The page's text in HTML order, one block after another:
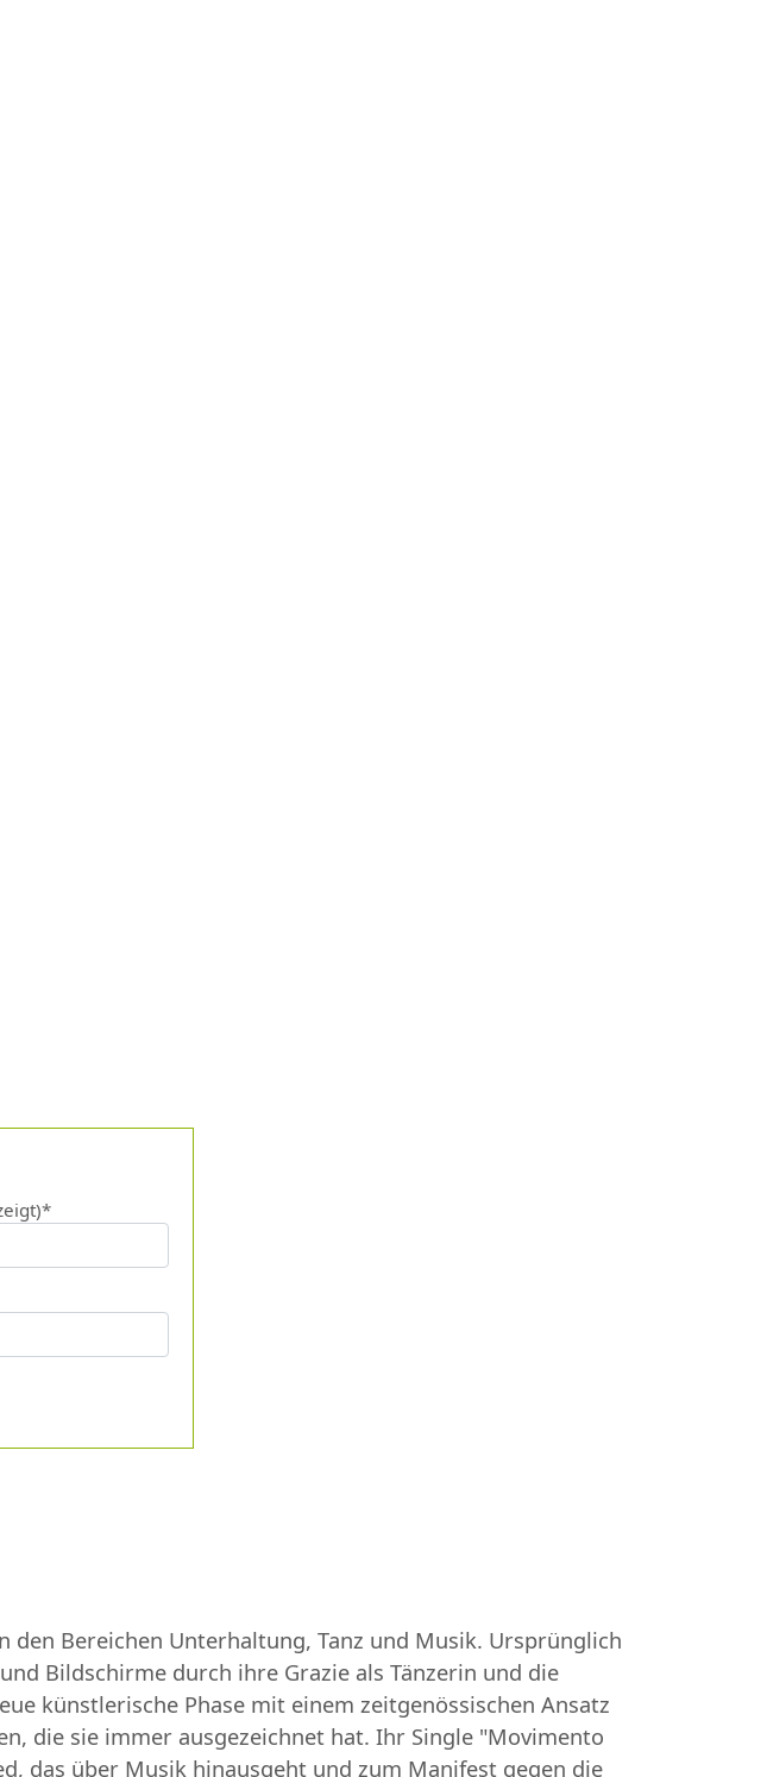
Bereichen Unterhaltung, Tanz und Musik. Ursprünglich
Bildschirme durch ihre Grazie als Tänzerin und die
künstlerische Phase mit einem zeitgenössischen Ansatz
die sie immer ausgezeichnet hat. Ihr Single "Movimento
das über Musik hinausgeht und zum Manifest gegen die